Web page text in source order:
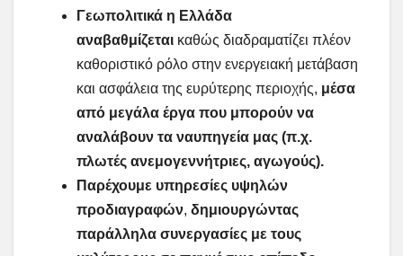
Γεωπολιτικά η Ελλάδα
αναβαθμίζεται καθώς διαδραματίζει πλέον
καθοριστικό ρόλο στην ενεργειακή μετάβαση
και ασφάλεια της ευρύτερης περιοχής, μέσα
από μεγάλα έργα που μπορούν να
αναλάβουν τα ναυπηγεία μας (π.χ.
πλωτές ανεμογεννήτριες, αγωγούς).
Παρέχουμε υπηρεσίες υψηλών
προδιαγραφών, δημιουργώντας
παράλληλα συνεργασίες με τους